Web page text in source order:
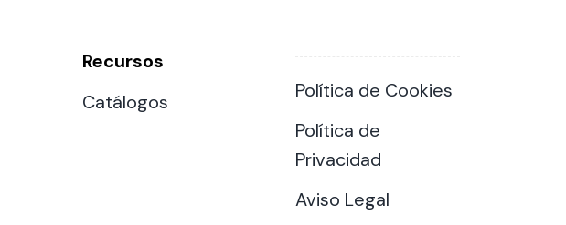
Recursos
Catálogos
Política de Cookies
Política de
Privacidad
Aviso Legal